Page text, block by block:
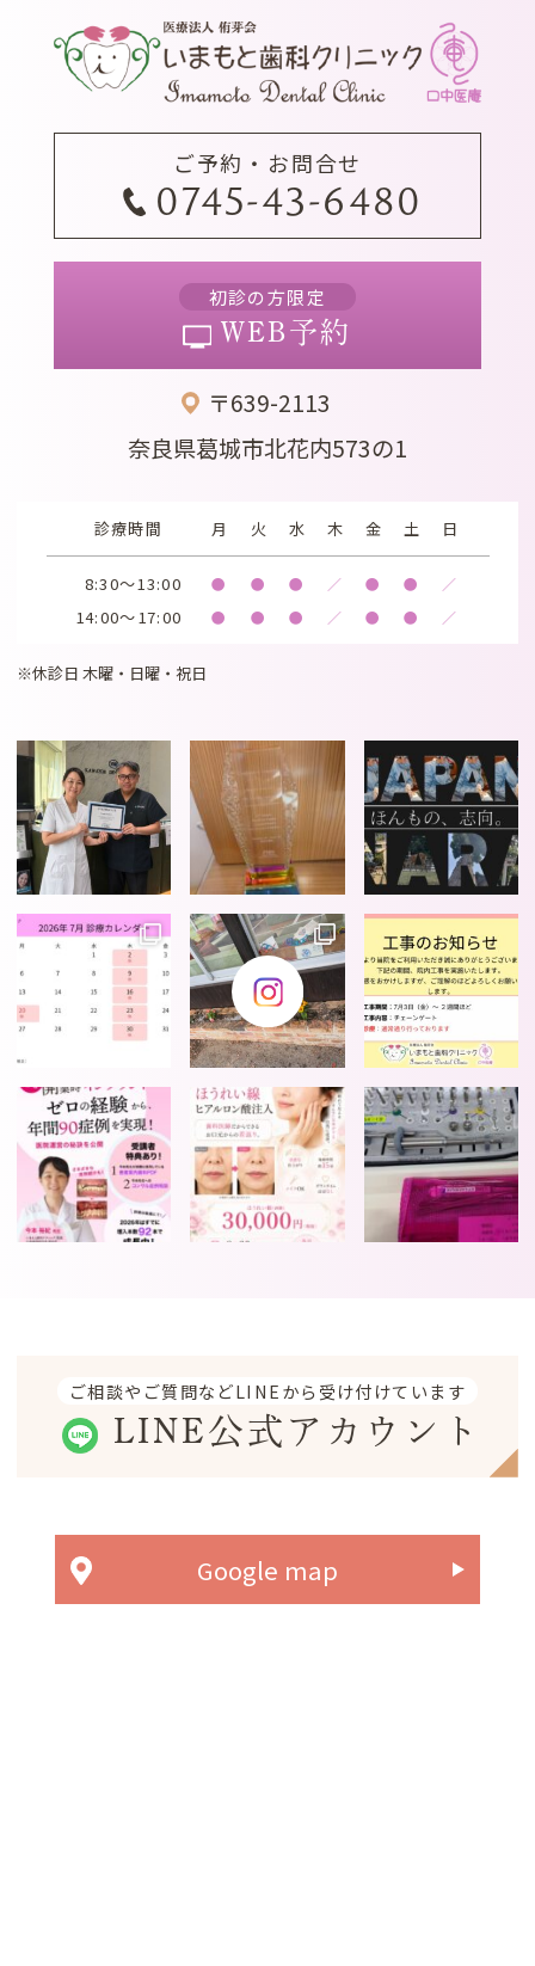
ご予約・お問合せ
0745-43-6480
初診の方限定
WEB予約
〒639-2113
奈良県葛城市北花内573の1
診療時間 月 火 水 木 金 土 日
8:30～13:00 ● ● ● ／ ● ● ／
14:00～17:00 ● ● ● ／ ● ● ／
※休診日 木曜・日曜・祝日
ご相談やご質問などLINEから受け付けています
LINE公式アカウント
Google map